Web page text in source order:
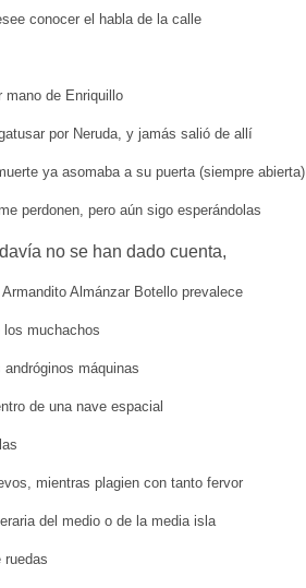
conocer el habla de la calle
mano de Enriquillo
por Neruda, y jamás salió de allí
ya asomaba a su puerta (siempre abierta)
perdonen, pero aún sigo esperándolas
no se han dado cuenta,
Almánzar Botello prevalece
los muchachos
máquinas
de una nave espacial
mientras plagien con tanto fervor
del medio o de la media isla
ruedas